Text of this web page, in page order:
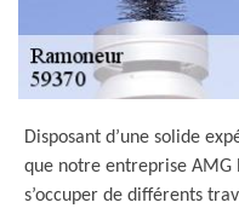
Disposant d’une solide
que notre entreprise AMG
s’occuper de différents